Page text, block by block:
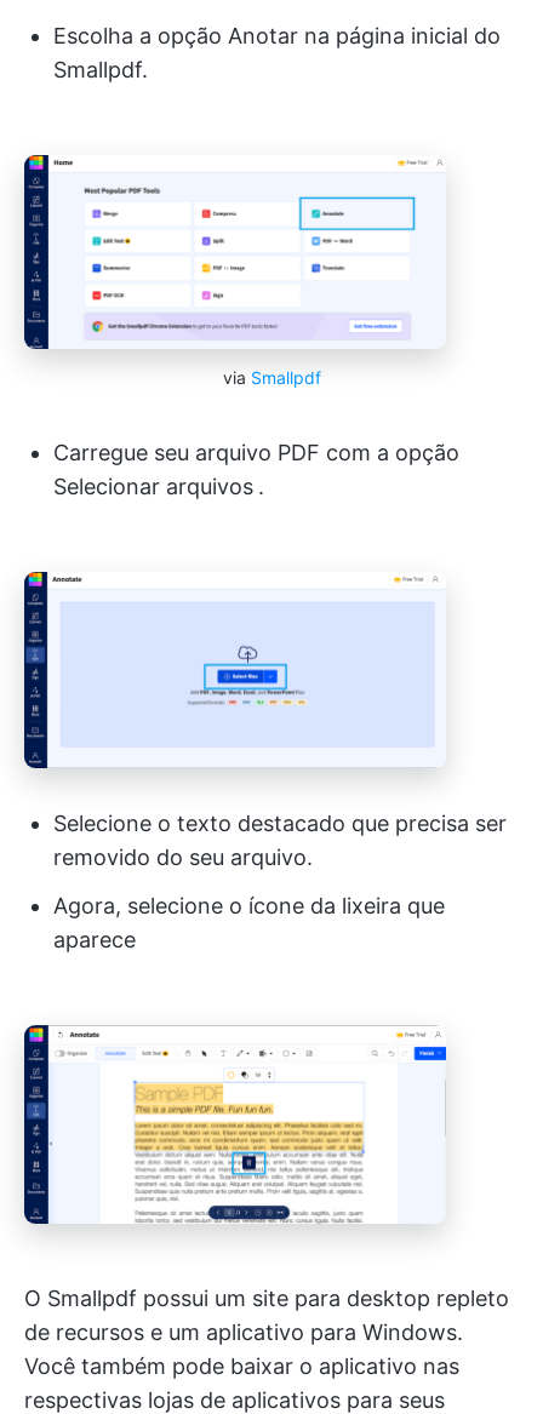
Escolha a opção Anotar na página inicial do
Smallpdf.
via Smallpdf
Carregue seu arquivo PDF com a opção
Selecionar arquivos .
Selecione o texto destacado que precisa ser
removido do seu arquivo.
Agora, selecione o ícone da lixeira que
aparece
O Smallpdf possui um site para desktop repleto
de recursos e um aplicativo para Windows.
Você também pode baixar o aplicativo nas
respectivas lojas de aplicativos para seus